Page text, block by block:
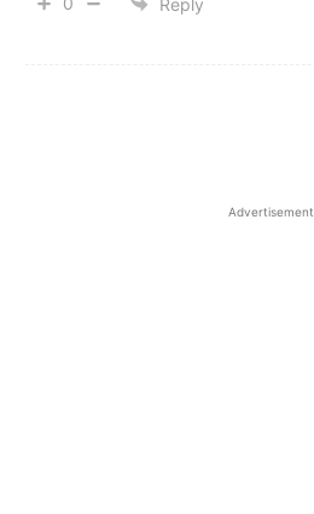
Advertisement